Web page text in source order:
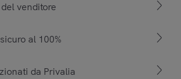
venditore
al 100%
da Privalia